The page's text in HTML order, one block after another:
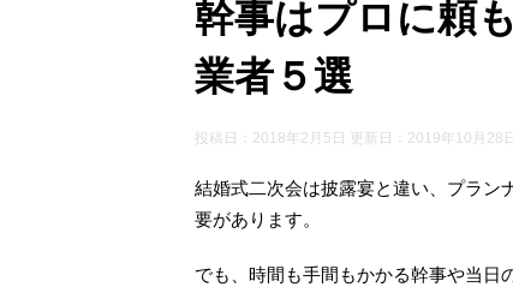
幹事はプロに頼
業者５選
投稿日：2018年2月5日 更新日： 2019年10月28日
結婚式二次会は披露宴と違い、プラン
要があります。
でも、時間も手間もかかる幹事や当日